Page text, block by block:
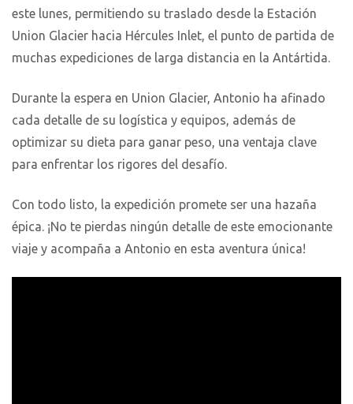
este lunes, permitiendo su traslado desde la Estación
Union Glacier hacia Hércules Inlet, el punto de partida de
muchas expediciones de larga distancia en la Antártida.
Durante la espera en Union Glacier, Antonio ha afinado
cada detalle de su logística y equipos, además de
optimizar su dieta para ganar peso, una ventaja clave
para enfrentar los rigores del desafío.
Con todo listo, la expedición promete ser una hazaña
épica. ¡No te pierdas ningún detalle de este emocionante
viaje y acompaña a Antonio en esta aventura única!